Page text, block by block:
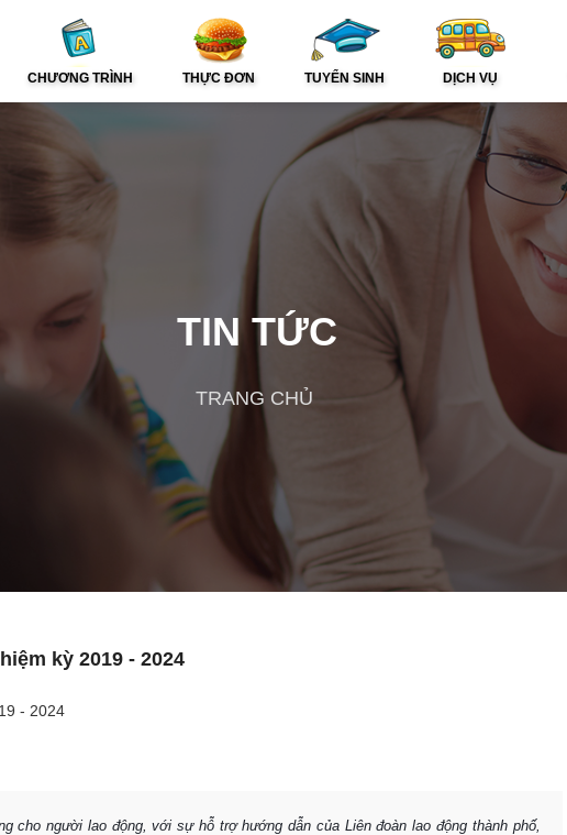
CHƯƠNG TRÌNH THỰC ĐƠN TUYỂN SINH DỊCH VỤ
TIN TỨC
TRANG CHỦ
kỳ 2019 - 2024
cho người lao động, với sự hỗ trợ hướng dẫn của Liên đoàn lao động thành phố,